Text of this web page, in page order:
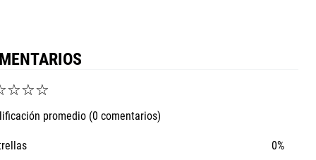
☆☆☆
promedio (0 comentarios)
0%